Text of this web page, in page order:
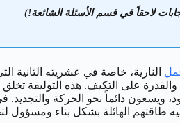
لاحقاً في قسم الأسئلة الشائعة!)
النارية، خاصة في عشريته الثانية
والقدرة على التكيف. هذه
ويسعون دائماً نحو الحركة
طاقتهم الهائلة بشكل بناء ومسؤول